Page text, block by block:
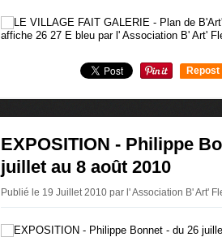
affiche 26 27 E bleu par l' Association B' Art'
Repost
EXPOSITION - Philippe
juillet au 8 août 2010
Publié le 19 Juillet 2010 par l' Association B' Art'